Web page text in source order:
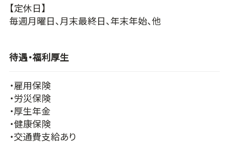
【定休日】
毎週月曜日、月末最終日、年末年始、他
待遇・福利厚生
・雇用保険
・労災保険
・厚生年金
・健康保険
・交通費支給あり